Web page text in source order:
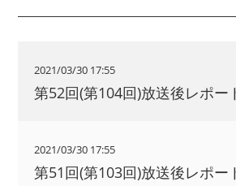
2021/03/30 17:55
第52回(第104回)放送後レポー
2021/03/30 17:55
第51回(第103回)放送後レポー